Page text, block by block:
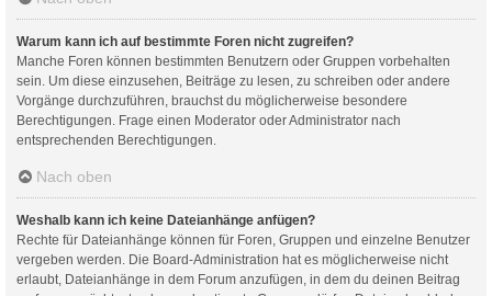
Warum kann ich auf bestimmte Foren nicht zugreifen?
Manche Foren können bestimmten Benutzern oder Gruppen vorbehalten
sein. Um diese einzusehen, Beiträge zu lesen, zu schreiben oder andere
Vorgänge durchzuführen, brauchst du möglicherweise besondere
Berechtigungen. Frage einen Moderator oder Administrator nach
entsprechenden Berechtigungen.
Nach oben
Weshalb kann ich keine Dateianhänge anfügen?
Rechte für Dateianhänge können für Foren, Gruppen und einzelne Benutzer
vergeben werden. Die Board-Administration hat es möglicherweise nicht
erlaubt, Dateianhänge in dem Forum anzufügen, in dem du deinen Beitrag